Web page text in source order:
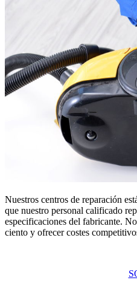
Nuestros centros de reparación
que nuestro personal calificado
especificaciones del fabricante.
ciento y ofrecer costes